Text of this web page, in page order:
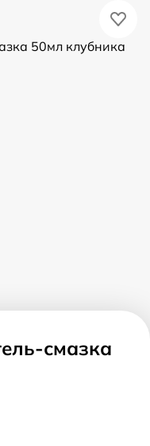
смазка